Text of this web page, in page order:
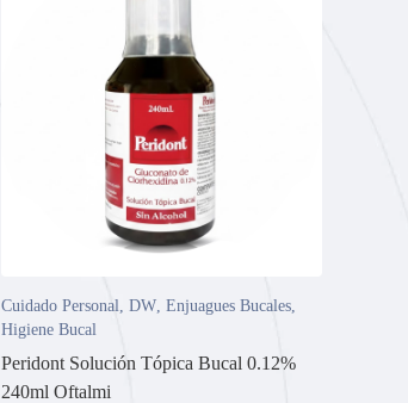
Cuidado Personal DW Enjuagues Bucales
Higiene Bucal
Peridont Solución Tópica Bucal 0.12%
240ml Oftalmi